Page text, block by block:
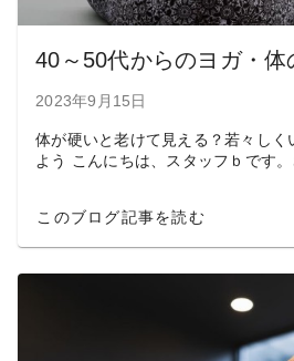
2023年9月15日
体が硬いと老けて見える？若々しく
よう こんにちは、スタッフｂです。
このブログ記事を読む